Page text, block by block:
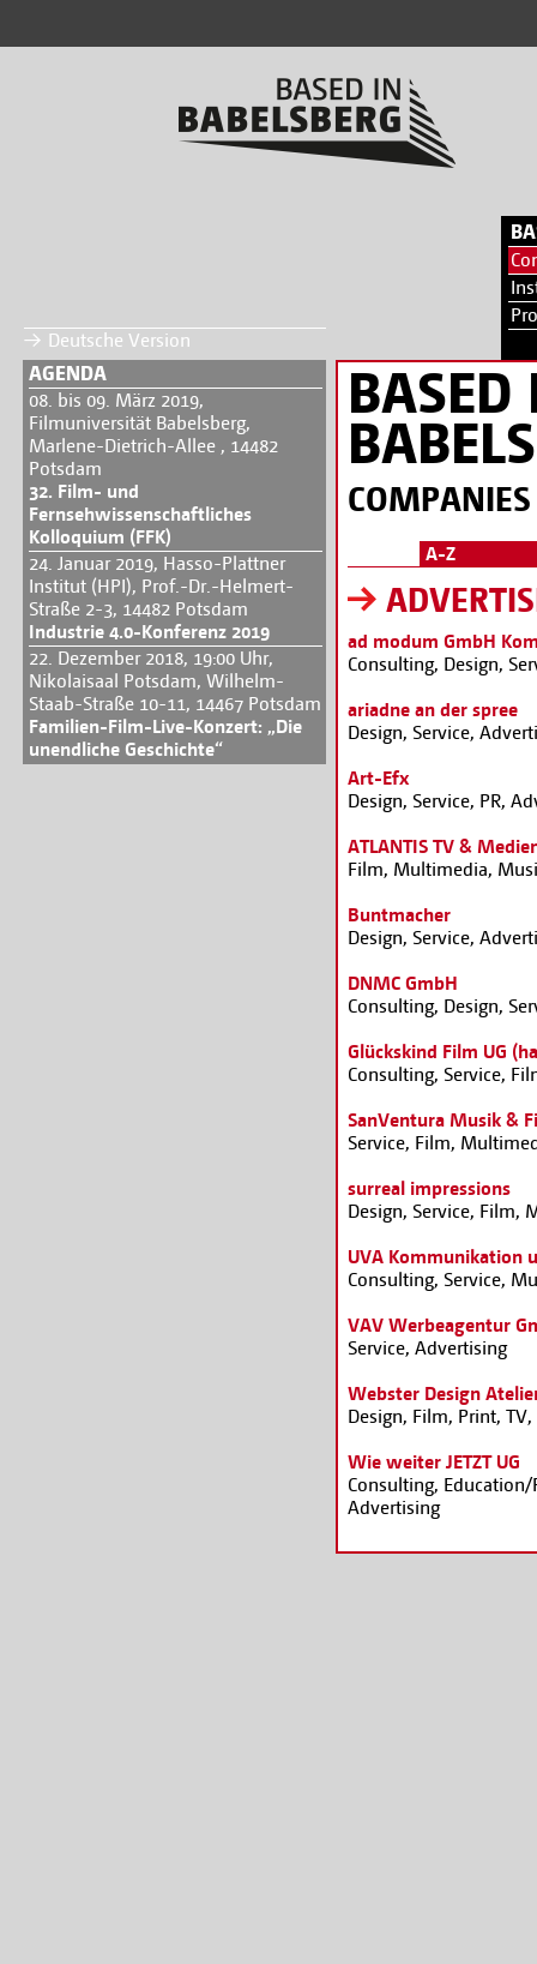
Deutsche Version
AGENDA
08. bis 09. März 2019,
Filmuniversität Babelsberg,
Marlene-Dietrich-Allee , 14482
Potsdam
32. Film- und
Fernsehwissenschaftliches
Kolloquium (FFK)
24. Januar 2019, Hasso-Plattner
Institut (HPI), Prof.-Dr.-Helmert-
Straße 2-3, 14482 Potsdam
Industrie 4.0-Konferenz 2019
22. Dezember 2018, 19:00 Uhr,
Nikolaisaal Potsdam, Wilhelm-
Staab-Straße 10-11, 14467 Potsdam
Familien-Film-Live-Konzert: „Die
unendliche Geschichte“
BASED
COMPANIES
A-Z
ad modum GmbH
Consulting, Design,
ariadne an der spree
Design, Service,
Art-Efx
Design, Service, PR,
ATLANTIS TV &
Film, Multimedia,
Buntmacher
Design, Service,
DNMC GmbH
Consulting, Design,
Glückskind Film UG
Consulting, Service,
SanVentura Musik &
Service, Film,
surreal impressions
Design, Service, Film,
UVA Kommunikation
Consulting, Service,
VAV Werbeagentur
Service, Advertising
Webster Design
Design, Film, Print,
Wie weiter JETZT UG
Consulting,
Advertising